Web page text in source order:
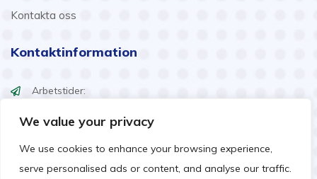
We value your privacy
We use cookies to enhance your browsing experience,
serve personalised ads or content, and analyse our traffic.
Kontakta oss
Kontaktinformation
Arbetstider:
Lör: 10:00 – 16:00